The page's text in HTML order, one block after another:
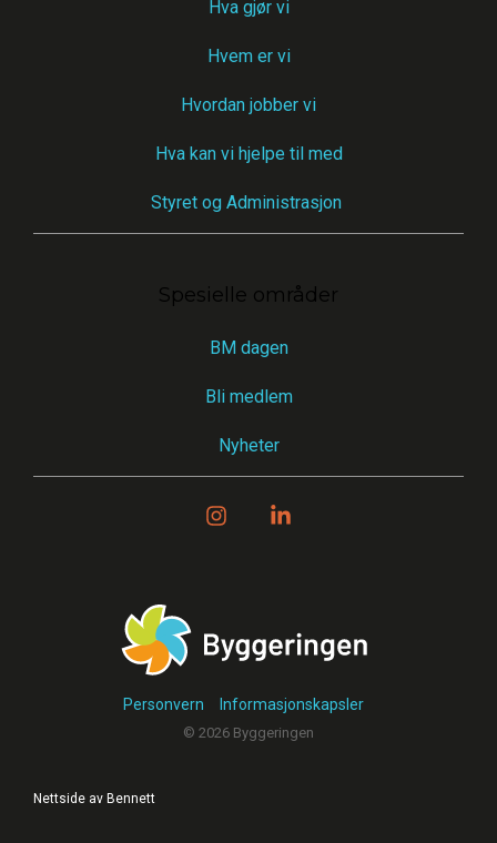
Hva gjør vi
Hvem er vi
Hvordan jobber vi
Hva kan vi hjelpe til med
Styret og Administrasjon
Spesielle områder
BM dagen
Bli medlem
Nyheter
Personvern Informasjonskapsler
© 2026 Byggeringen
Instagram
Nettside av Bennett